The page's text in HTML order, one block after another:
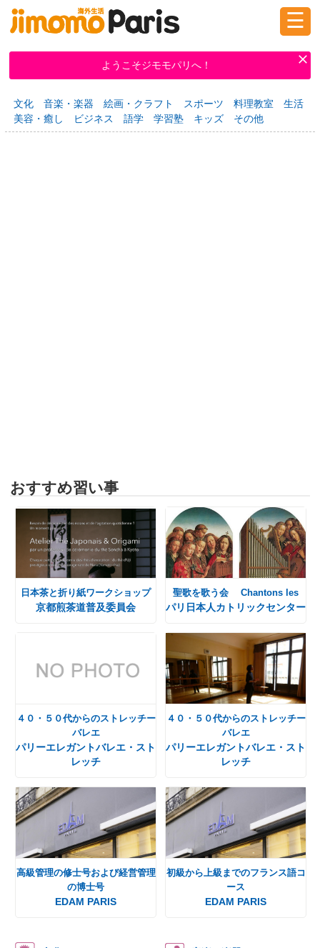
ログイン 新規登録
掲示板 タウン情報 教えて！
☰
ようこそジモモパリへ！
文化 音楽・楽器 絵画・クラフト スポーツ 料理教室
生活
美容・癒し
ビジネス 語学 学習塾 キッズ その他
おすすめ習い事
日本茶と折り紙ワークショップ
京都煎茶道普及委員会
聖歌を歌う会 Chantons les
パリ日本人カトリックセンター
４０・５０代からのストレッチー
バレエ
パリーエレガントバレエ・スト
レッチ
４０・５０代からのストレッチー
バレエ
パリーエレガントバレエ・スト
レッチ
高級管理の修士号および経営管理
の博士号
EDAM PARIS
初級から上級までのフランス語コ
ース
EDAM PARIS